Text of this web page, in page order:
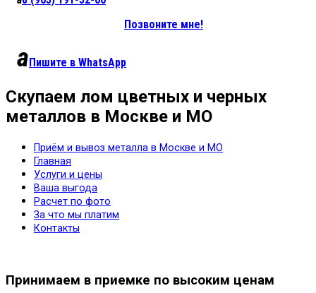
Позвоните мне!
a Пишите в WhatsApp
Скупаем лом цветных и черных
металлов в Москве и МО
Приём и вывоз металла в Москве и МО
Главная
Услуги и цены
Ваша выгода
Расчет по фото
За что мы платим
Контакты
Принимаем в приемке по высоким ценам